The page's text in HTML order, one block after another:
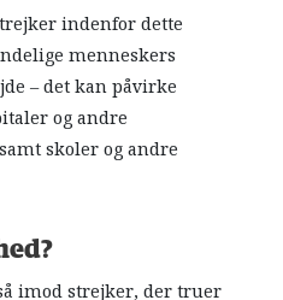
indenfor dette
menneskers
– det kan påvirke
og andre
skoler og andre
imod strejker, der truer